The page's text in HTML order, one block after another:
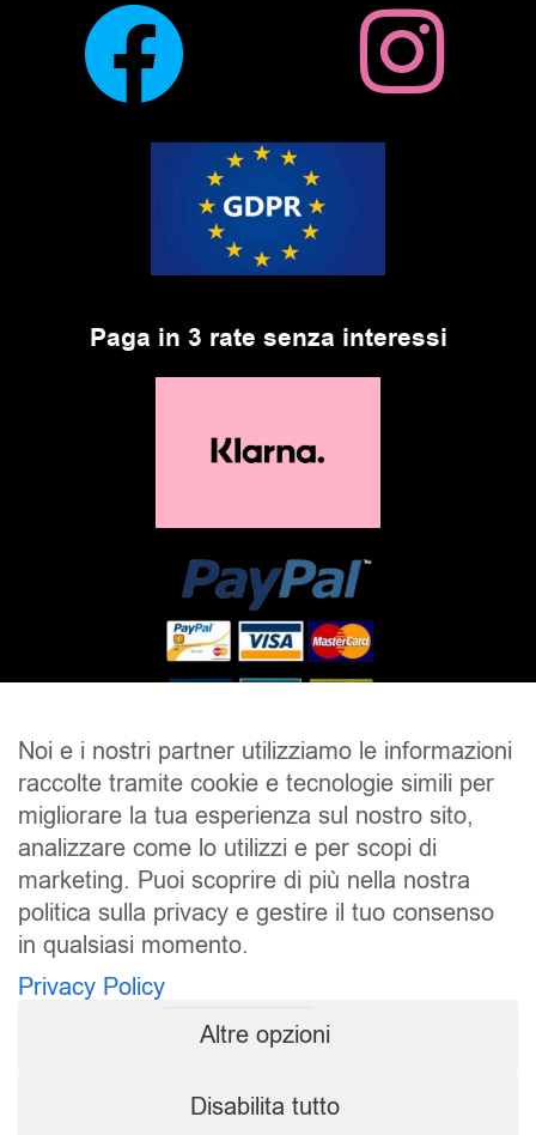
Paga in 3 rate senza interessi
SALDI UOMO DONNA UNISEX
ACCESSORI BRAND CONTATTI
CHI SIAMO
SPEDIZIONE E RESI
Pierrot S.r.l.
Pierrot – All Copyright reserved – 1983/2024
Noi e i nostri partner utilizziamo le informazioni
raccolte tramite cookie e tecnologie simili per
migliorare la tua esperienza sul nostro sito,
analizzare come lo utilizzi e per scopi di
marketing. Puoi scoprire di più nella nostra
politica sulla privacy e gestire il tuo consenso
in qualsiasi momento.
Privacy Policy
Altre opzioni
Disabilita tutto